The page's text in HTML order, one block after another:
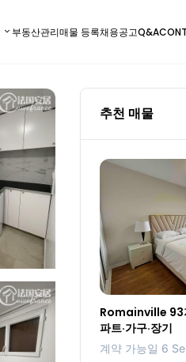
부동산관리매물 등록채용공고Q&A
추천 매물
Romainville 93
파트·가구·장기
계약 가능일 6